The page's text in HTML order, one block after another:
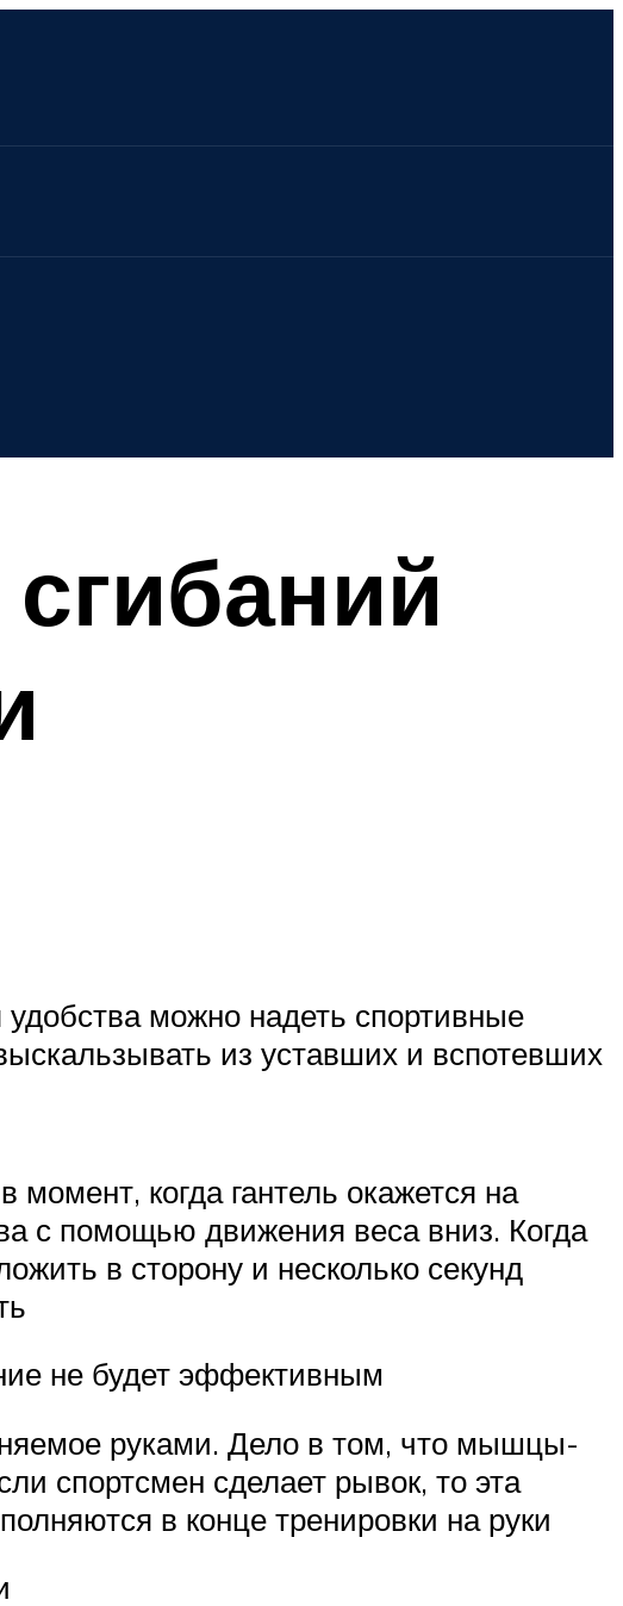
удобства можно надеть спортивные
из уставших и вспотевших
когда гантель окажется на
с помощью движения веса вниз. Когда
в сторону и несколько секунд
не будет эффективным
руками. Дело в том, что мышцы-
спортсмен сделает рывок, то эта
в конце тренировки на руки